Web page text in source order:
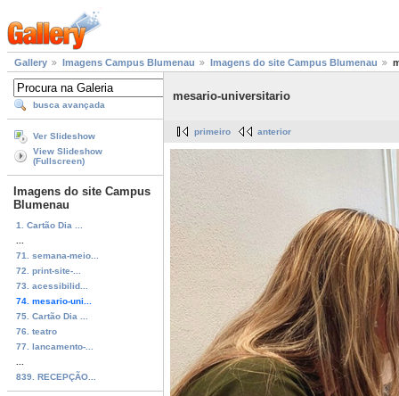
Gallery Imagens Campus Blumenau Imagens do site Campus Blumenau
busca avançada
Ver Slideshow
View Slideshow
(Fullscreen)
Imagens do site Campus
Blumenau
1. Cartão Dia ...
71. semana-meio...
72. print-site-...
73. acessibilid...
74. mesario-uni...
75. Cartão Dia ...
76. teatro
77. lancamento-...
839. RECEPÇÃO...
mesario-universitario
primeiro anterior